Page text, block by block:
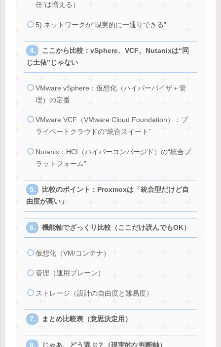
任”は増える）
5) ネットワークが“現実的に一通りできる”
ここから比較：vSphere、VCF、Nutanixは“同
じ土俵”じゃない
VMware vSphere：仮想化（ハイパーバイザ＋管
理）の定番
VMware VCF（VMware Cloud Foundation）：プ
ライベートクラウドの“統合スイート”
Nutanix：HCI（ハイパーコンバージド）の“統合プ
ラットフォーム”
比較のポイント：Proxmoxは「統合型だけど自
由度が高い」
機能軸でざっくり比較（ここだけ読んでもOK）
仮想化（VM/コンテナ）
管理（運用プレーン）
ストレージ（設計の自由度と難易度）
まとめ比較表（意思決定用）
じゃあ、どう選ぶ？（現実的な判断軸）